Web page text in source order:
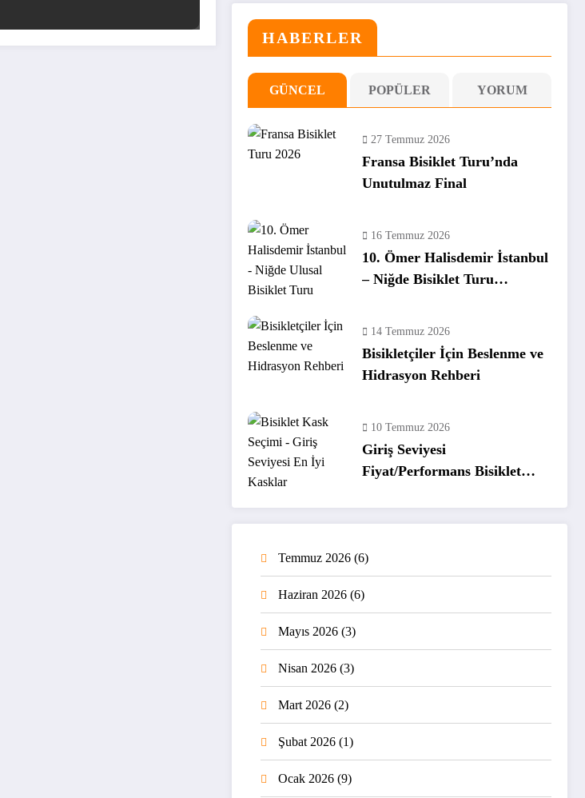
HABERLER
GÜNCEL POPÜLER YORUM
27 Temmuz 2026
Fransa Bisiklet Turu’nda
Unutulmaz Final
16 Temmuz 2026
10. Ömer Halisdemir İstanbul
– Niğde Bisiklet Turu
14 Temmuz 2026
Bisikletçiler İçin Beslenme ve
Hidrasyon Rehberi
10 Temmuz 2026
Giriş Seviyesi
Fiyat/Performans Bisiklet
Temmuz 2026 (6)
Haziran 2026 (6)
Mayıs 2026 (3)
Nisan 2026 (3)
Mart 2026 (2)
Şubat 2026 (1)
Ocak 2026 (9)